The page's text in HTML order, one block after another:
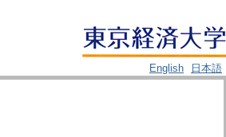
English
日本語